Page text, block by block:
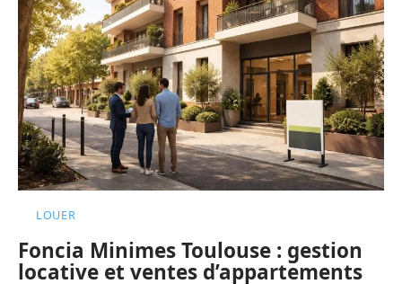
LOUER
Foncia Minimes Toulouse : gestion
locative et ventes d’appartements